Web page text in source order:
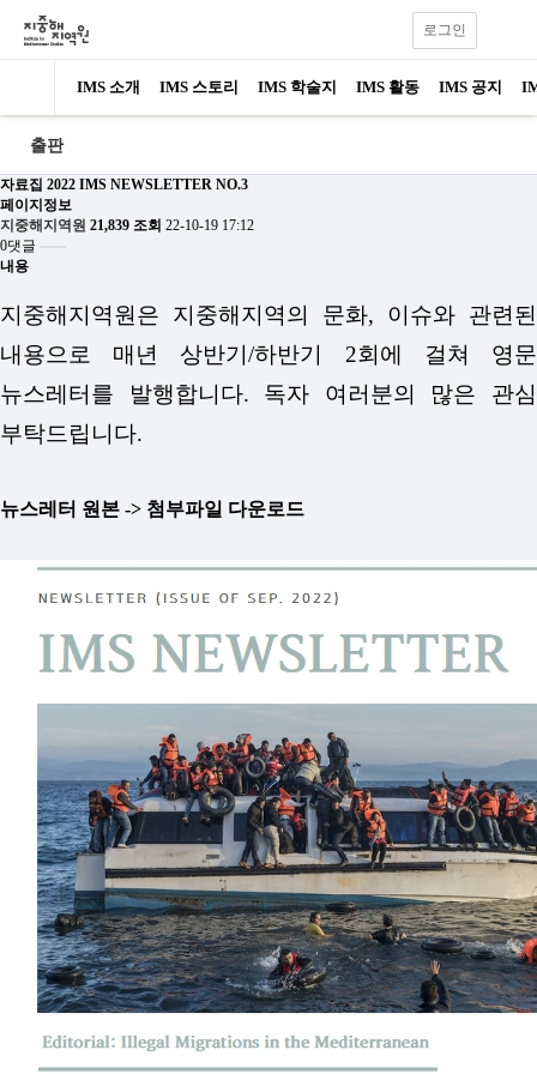
IMS 소개 IMS 스토리 IMS 학술지 IMS 활동 IMS 공지
로그인
출판
자료집 2022 IMS NEWSLETTER NO.3
페이지정보
지중해지역원 21,839 조회 22-10-19 17:12
0댓글
내용
지중해지역원은 지중해지역의 문화, 이슈와 관련된
내용으로 매년 상반기/하반기 2회에 걸쳐 영문
뉴스레터를 발행합니다. 독자 여러분의 많은 관심
부탁드립니다.
뉴스레터 원본 -> 첨부파일 다운로드